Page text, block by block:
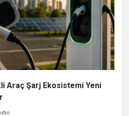
Araç Şarj Ekosistemi Yeni